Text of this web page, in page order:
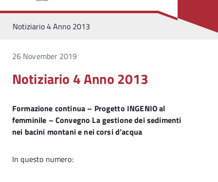
Notiziario 4 Anno 2013
26 November 2019
Notiziario 4 Anno 2013
Formazione continua – Progetto INGENIO al
femminile – Convegno La gestione dei sedimenti
nei bacini montani e nei corsi d’acqua
In questo numero: